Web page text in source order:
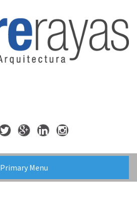
Primary Menu